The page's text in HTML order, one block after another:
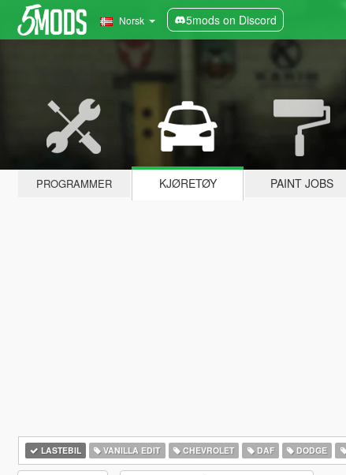
Norsk 5mods on Discord
PROGRAMMER KJØRETØY PAINT JOBS
LASTEBIL VANILLA EDIT CHEVROLET DAF DODGE